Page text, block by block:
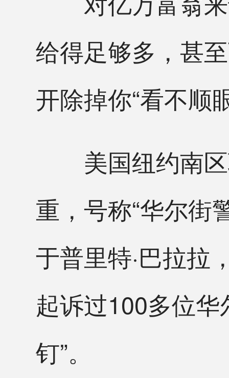
给得足够多，甚
开除掉你“看不顺
美国纽约南区
重，号称“华尔街
于普里特·巴拉拉
起诉过100多位
钉”。